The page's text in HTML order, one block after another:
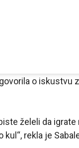
o iskustvu
želeli da igrate
kul“, rekla je